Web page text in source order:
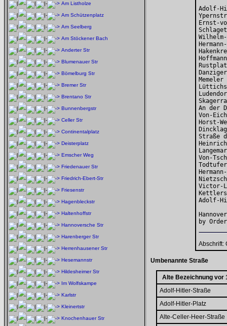
Am Listholze
Am Schützenplatz
Am Seelberg
Am Stöckener Bach
Anderter Str
Blumenauer Str
Bömelburg Str
Bremer Str
Brentano Str
Bunnenbergstr
Celler Str
Continentalplatz
Deisterplatz
Emscher Weg
Friedenauer Str
Friedrich-Ebert-Str
Friesenstr
Hagenbleckstr
Haltenhoffstr
Hannoversche Str
Harenberger Str
Herrenhausener Str
Hesemannstr
Hildesheimer Str
Im Wolfskampe
Karlstr
Kleinertstr
Knochenhauer Str
Adolf-
Ernst-
An
Von-
Horst-
Von-
Victor-
Adolf-
by
Abschrift:
Umbenannte Straße
Alte Bezeichnung vor
Adolf-Hitler-Straße
Adolf-Hitler-Platz
Alte-Celler-Heer-Straße